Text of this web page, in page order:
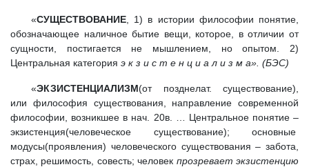
«СУЩЕСТВОВАНИЕ , 1) в истории философии понятие,
обозначающее наличное бытие вещи, которое, в отличии от
сущности, постигается не мышлением, но опытом. 2)
Центральная категория э к з и с т е н ц и а л и з м а». (БЭС)
«ЭКЗИСТЕНЦИАЛИЗМ(от позднелат. существование),
или философия существования, направление современной
философии, возникшее в нач. 20в. … Центральное понятие –
экзистенция(человеческое существование); основные
модусы(проявления) человеческого существования – забота,
страх, решимость, совесть; человек прозревает экзистенцию